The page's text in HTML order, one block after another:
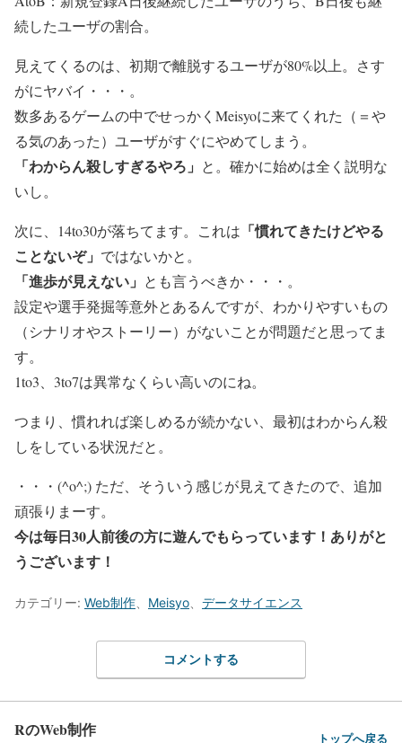
続したユーザの割合。
見えてくるのは、初期で離脱するユーザが80%以上。さす
がにヤバイ・・・。
数多あるゲームの中でせっかくMeisyoに来てくれた（＝や
る気のあった）ユーザがすぐにやめてしまう。
「わからん殺しすぎるやろ」 と。確かに始めは全く説明な
いし。
次に、14to30が落ちてます。これは 「慣れてきたけどやる
ことないぞ」 ではないかと。
「進歩が見えない」 とも言うべきか・・・。
設定や選手発掘等意外とあるんですが、わかりやすいもの
（シナリオやストーリー）がないことが問題だと思ってま
す。
1to3、3to7は異常なくらい高いのにね。
つまり、慣れれば楽しめるが続かない、最初はわからん殺
しをしている状況だと。
・・・(^o^;) ただ、そういう感じが見えてきたので、追加
頑張りまーす。
今は毎日30人前後の方に遊んでもらっています！ありがと
うございます！
カテゴリー: Web制作、 Meisyo、 データサイエンス
コメントする
RのWeb制作 トップへ戻る